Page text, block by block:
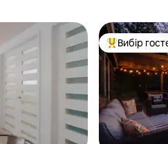
Топ вибір
Вибір